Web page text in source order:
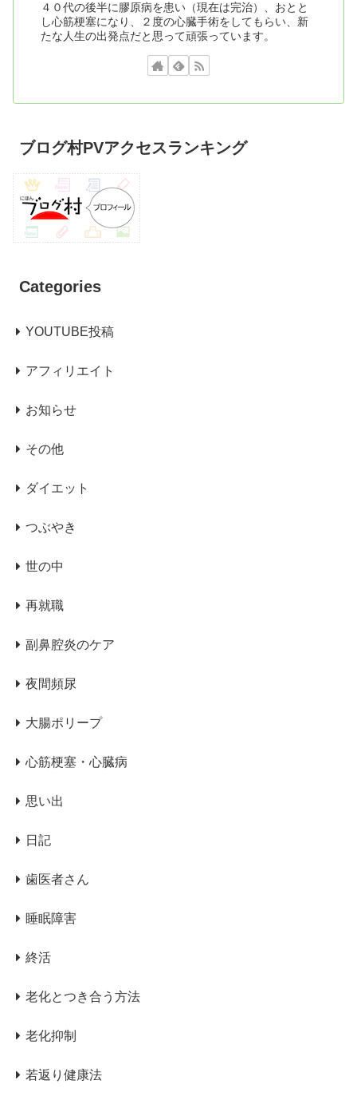
４０代の後半に膠原病を患い（現在は完治）、おとと
し心筋梗塞になり、２度の心臓手術をしてもらい、新
たな人生の出発点だと思って頑張っています。
ブログ村PVアクセスランキング
Categories
YOUTUBE投稿
アフィリエイト
お知らせ
その他
ダイエット
つぶやき
世の中
再就職
副鼻腔炎のケア
夜間頻尿
大腸ポリープ
心筋梗塞・心臓病
思い出
日記
歯医者さん
睡眠障害
終活
老化とつき合う方法
老化抑制
若返り健康法